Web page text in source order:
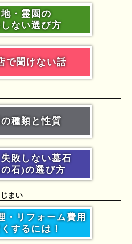
・霊園の
ない選び方
で聞けない話
種類と性質
敗しない墓石
石)の選び方
まい
・リフォーム費用
するには！